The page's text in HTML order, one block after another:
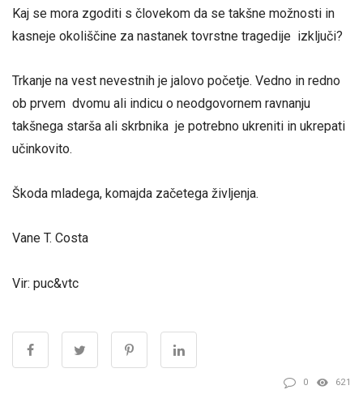
Kaj se mora zgoditi s človekom da se takšne možnosti in
kasneje okoliščine za nastanek tovrstne tragedije izključi?
Trkanje na vest nevestnih je jalovo početje. Vedno in redno
ob prvem dvomu ali indicu o neodgovornem ravnanju
takšnega starša ali skrbnika je potrebno ukreniti in ukrepati
učinkovito.
Škoda mladega, komajda začetega življenja.
Vane T. Costa
Vir: puc&vtc
0 621